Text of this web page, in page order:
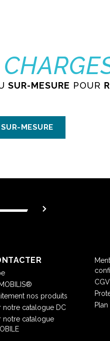
SUR-MESURE POUR
MESURE
nos produits
notre catalogue DC
notre catalogue
CGV